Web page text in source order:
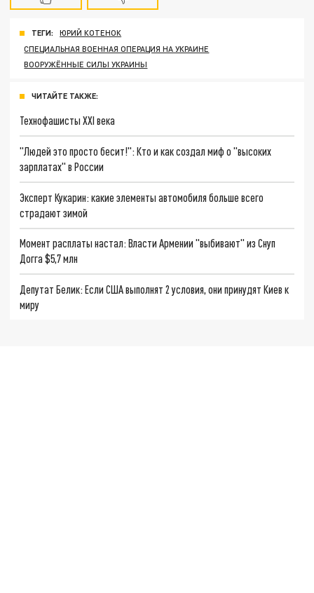
ТЕГИ:
ЮРИЙ КОТЕНОК
СПЕЦИАЛЬНАЯ ВОЕННАЯ ОПЕРАЦИЯ НА УКРАИНЕ
ВООРУЖЁННЫЕ СИЛЫ УКРАИНЫ
ЧИТАЙТЕ ТАКЖЕ:
Технофашисты XXI века
"Людей это просто бесит!": Кто и как создал миф о "высоких
зарплатах" в России
Эксперт Кукарин: какие элементы автомобиля больше всего
страдают зимой
Момент расплаты настал: Власти Армении "выбивают" из Снуп
Догга $5,7 млн
Депутат Белик: Если США выполнят 2 условия, они принудят Киев к
миру